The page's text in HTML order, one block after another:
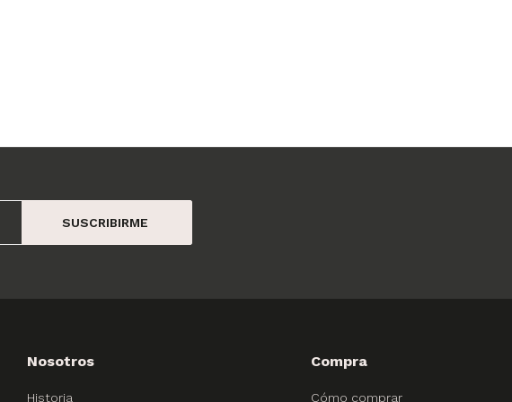
SUSCRIBIRME
Nosotros
Historia
Compra
Cómo comprar